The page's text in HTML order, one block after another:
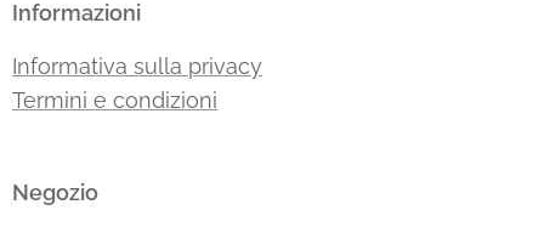
Informazioni
Informativa sulla privacy
Termini e condizioni
Negozio